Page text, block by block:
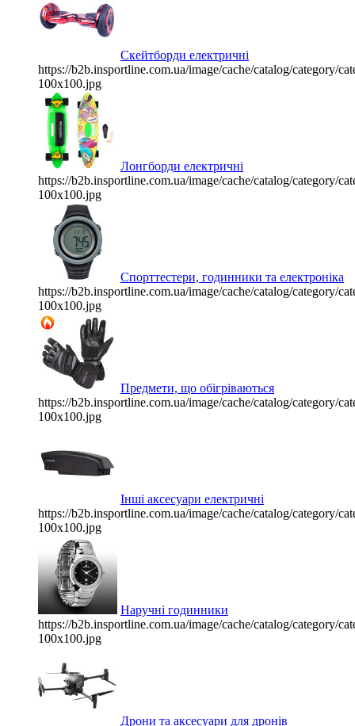
Скейтборди електричні
https://b2b.insportline.com.ua/image/cache/catalog/category/
100x100.jpg
Лонгборди електричні
https://b2b.insportline.com.ua/image/cache/catalog/category/
100x100.jpg
Спорттестери, годинники та електроніка
https://b2b.insportline.com.ua/image/cache/catalog/category/
100x100.jpg
Предмети, що обігріваються
https://b2b.insportline.com.ua/image/cache/catalog/category/
100x100.jpg
Інші аксесуари електричні
https://b2b.insportline.com.ua/image/cache/catalog/category/
100x100.jpg
Наручні годинники
https://b2b.insportline.com.ua/image/cache/catalog/category/
100x100.jpg
Дрони та аксесуари для дронів